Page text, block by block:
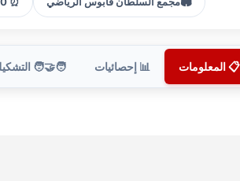
📋 المعلومات 📊 إحصائيات 🧑‍🤝‍🧑